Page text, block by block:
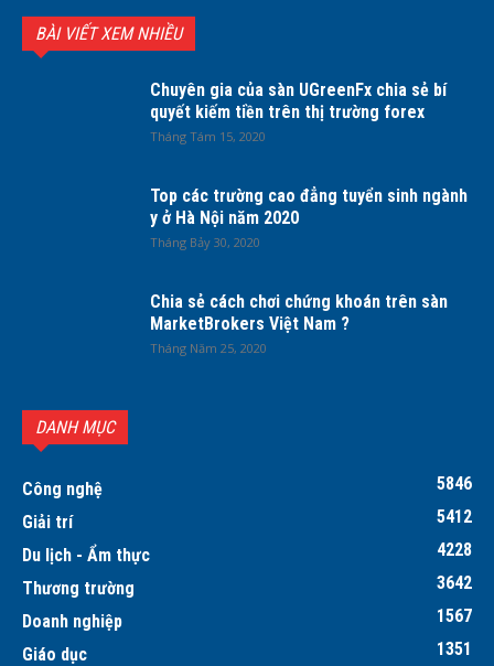
BÀI VIẾT XEM NHIỀU
Chuyên gia của sàn UGreenFx chia sẻ bí
quyết kiếm tiền trên thị trường forex
Tháng Tám 15, 2020
Top các trường cao đẳng tuyển sinh ngành
y ở Hà Nội năm 2020
Tháng Bảy 30, 2020
Chia sẻ cách chơi chứng khoán trên sàn
MarketBrokers Việt Nam ?
Tháng Năm 25, 2020
DANH MỤC
Công nghệ
5846
Giải trí
5412
Du lịch - Ẩm thực
4228
Thương trường
3642
Doanh nghiệp
1567
Giáo dục
1351